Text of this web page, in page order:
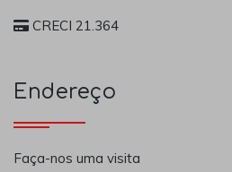
CRECI 21.364
Endereço
Faça-nos uma visita